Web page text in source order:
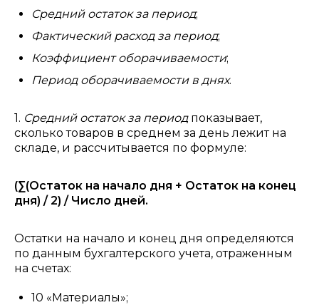
Средний остаток за период;
Фактический расход за период;
Коэффициент оборачиваемости;
Период оборачиваемости в днях.
1. Средний остаток за периодпоказывает,
сколько товаров в среднем за день лежит на
складе, и рассчитывается по формуле:
(∑(Остаток на начало дня + Остаток на конец
дня) / 2) / Число дней.
Остатки на начало и конец дня определяются
по данным бухгалтерского учета, отраженным
на счетах:
10 «Материалы»;